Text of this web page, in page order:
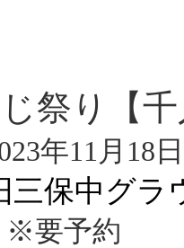
祭り【
月18日（
三保中グ
予約